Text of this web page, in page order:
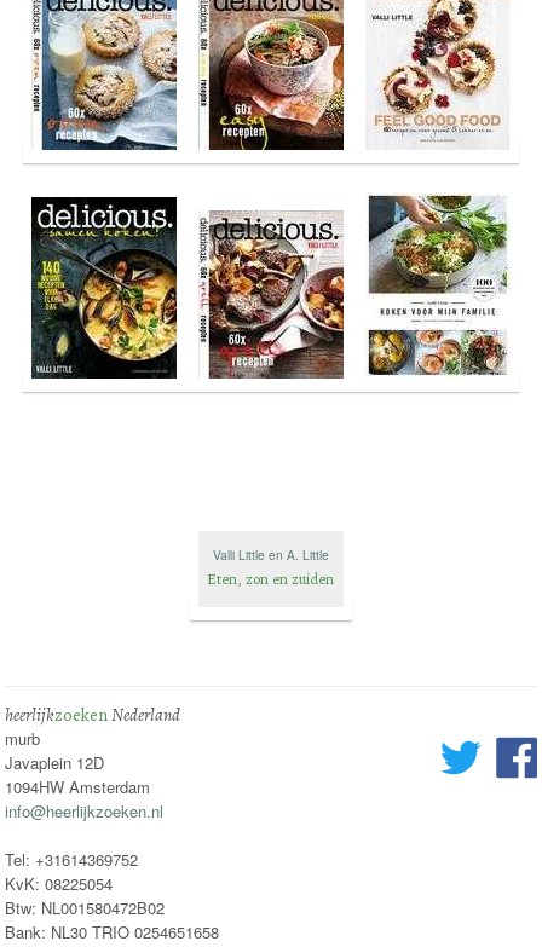
Valli Little en A. Little
Eten, zon en zuiden
heerlijkzoekenNederland
murb
Javaplein 12D
1094HW Amsterdam
info@heerlijkzoeken.nl
Tel: +31614369752
KvK: 08225054
Btw: NL001580472B02
Bank: NL30 TRIO 0254651658